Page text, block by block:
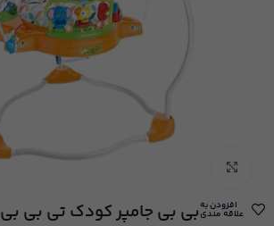
افزودن به
علاقه مندیبی بی جامپر کودک تی بی بی Tbaby